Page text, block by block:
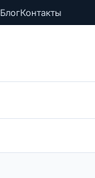
БлогКонтакты